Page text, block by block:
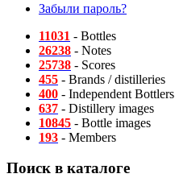
Забыли пароль?
11031 - Bottles
26238 - Notes
25738 - Scores
455 - Brands / distilleries
400 - Independent Bottlers
637 - Distillery images
10845 - Bottle images
193 - Members
Поиск в каталоге